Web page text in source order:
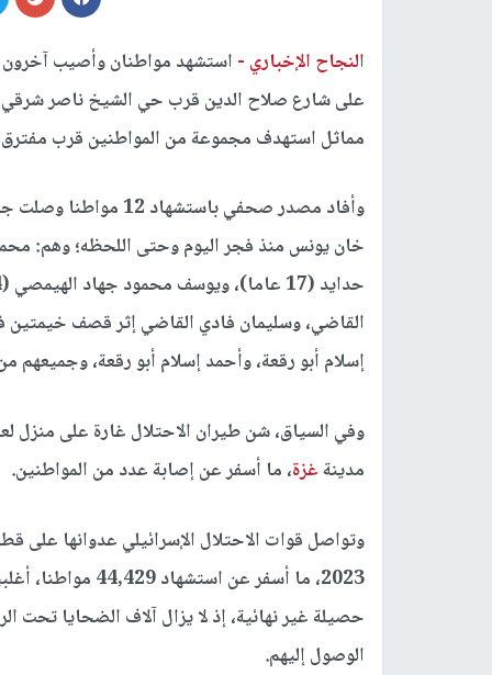
النجاح الإخباري - استشهد مواطنان وأصيب آخرون
على شارع صلاح الدين قرب حي الشيخ ناصر
مماثل استهدف مجموعة من المواطنين قرب مفترق
وأفاد مصدر صحفي باستشهاد 12 مواطنا وصلت جثامينهم لمجمع ناصر الطبي ومستشفى
القاضي، وسليمان فادي القاضي إثر قصف
إسلام أبو رقعة، وأحمد إسلام أبو رقعة،
وفي السياق، شن طيران الاحتلال غارة على منزل
مدينةغزة، ما أسفر عن إصابة عدد من المواطنين.
وتواصل قوات الاحتلال الإسرائيلي عدوانها على
حصيلة غير نهائية، إذ لا يزال آلاف الضحايا تحت
الوصول إليهم.